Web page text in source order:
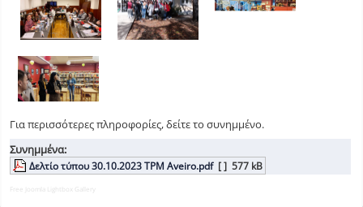
Για περισσότερες πληροφορίες, δείτε το συνημμένο.
Συνημμένα:
Δελτίο τύπου 30.10.2023 TPM Aveiro.pdf [ ] 577 kB
Free Joomla Lightbox Gallery